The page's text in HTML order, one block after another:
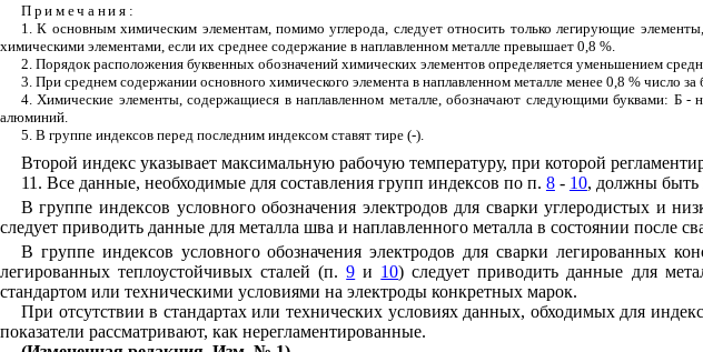
Примечания :
1. К основным химическим элементам, помимо углерода, следует относить только легирующие
химическими элементами, если их среднее содержание в наплавленном металле превышает 0,8 %.
2. Порядок расположения буквенных обозначений химических элементов определяется уменьшением
3. При среднем содержании основного химического элемента в наплавленном металле менее 0,8 % число
4. Химические элементы, содержащиеся в наплавленном металле, обозначают следующими
алюминий.
5. В группе индексов перед последним индексом ставят тире (-).
Второй индекс указывает максимальную рабочую температуру, при которой
11. Все данные, необходимые для составления групп индексов по п. 8- 10, должны быть
В группе индексов условного обозначения электродов для сварки углеродистых и
следует приводить данные для металла шва и наплавленного металла в состоянии после
В группе индексов условного обозначения электродов для сварки легированных
легированных теплоустойчивых сталей (п.9 и 10) следует приводить данные для
стандартом или техническими условиями на электроды конкретных марок.
При отсутствии в стандартах или технических условиях данных, обходимых для
показатели рассматривают, как нерегламентированные.